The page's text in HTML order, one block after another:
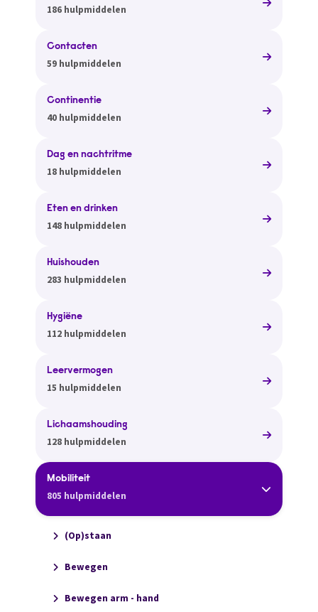
186 hulpmiddelen
Contacten
59 hulpmiddelen
Continentie
40 hulpmiddelen
Dag en nachtritme
18 hulpmiddelen
Eten en drinken
148 hulpmiddelen
Huishouden
283 hulpmiddelen
Hygiëne
112 hulpmiddelen
Leervermogen
15 hulpmiddelen
Lichaamshouding
128 hulpmiddelen
Mobiliteit
805 hulpmiddelen
(Op)staan
Bewegen
Bewegen arm - hand